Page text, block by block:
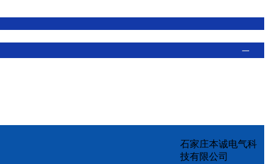
石家庄本诚电气科
技有限公司